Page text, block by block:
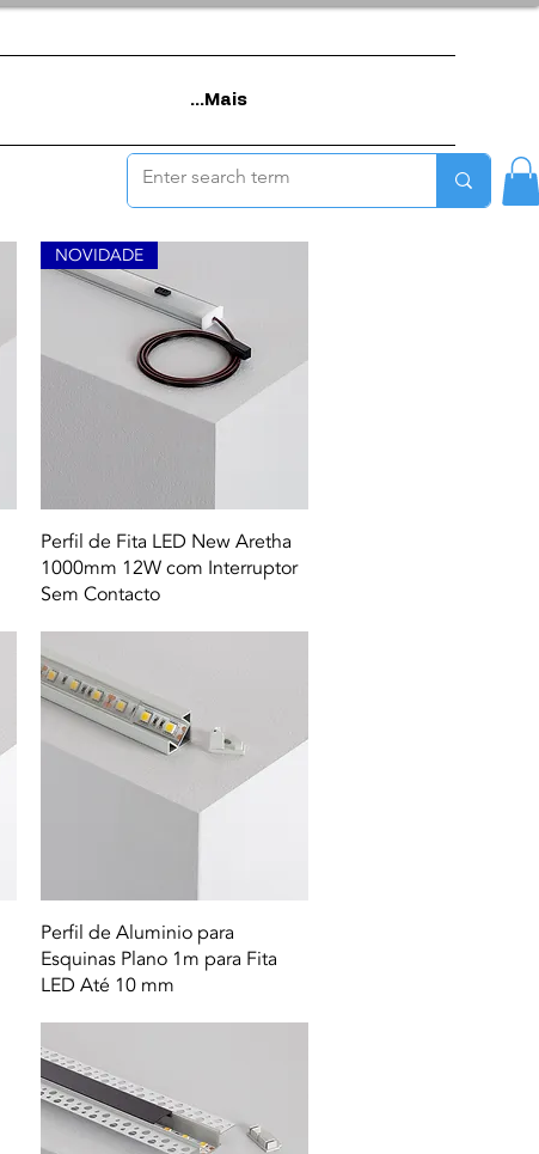
Mais...
Quick View
NOVIDADE
Perfil de Fita LED New Aretha
1000mm 12W com Interruptor
Sem Contacto
Quick View
Perfil de Aluminio para
Esquinas Plano 1m para Fita
LED Até 10 mm